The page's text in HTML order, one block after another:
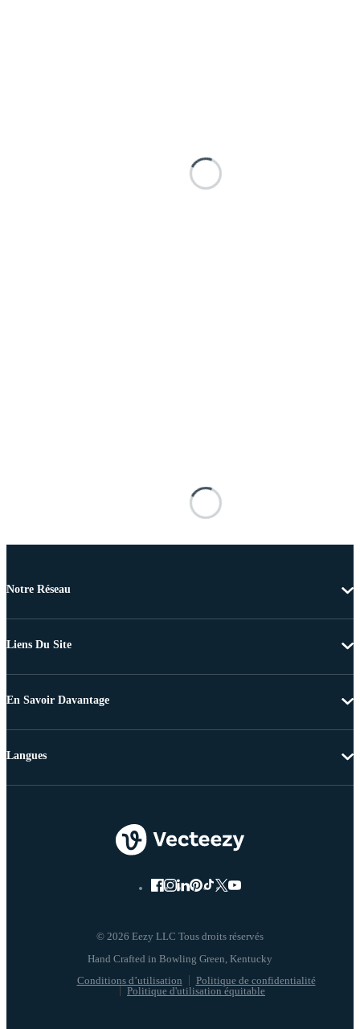
Notre Réseau
Liens Du Site
En Savoir Davantage
© 2026 Eezy LLC Tous droits réservés
Conditions d’utilisation
Politique de confidentialité
Politique d'utilisation équitable
Langues